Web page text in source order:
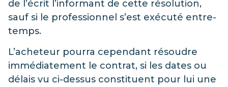
de l’écrit l’informant de cette résolution,
sauf si le professionnel s’est exécuté entre-
temps.
L’acheteur pourra cependant résoudre
immédiatement le contrat, si les dates ou
délais vu ci-dessus constituent pour lui une